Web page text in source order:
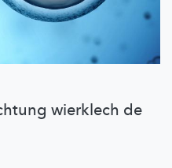
wierklech de